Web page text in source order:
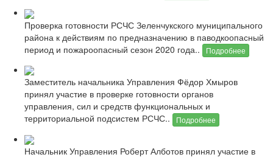
Проверка готовности РСЧС Зеленчукского муниципального
района к действиям по предназначению в паводкоопасный
период и пожароопасный сезон 2020 года..
Подробнее
Заместитель начальника Управления Фёдор Хмыров
принял участие в проверке готовности органов
управления, сил и средств функциональных и
территориальной подсистем РСЧС..
Подробнее
Начальник Управления Роберт Алботов принял участие в